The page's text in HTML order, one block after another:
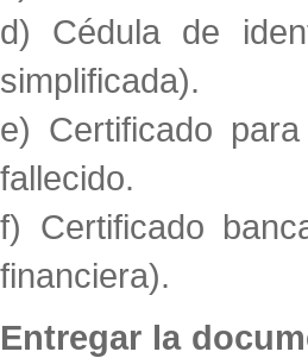
d) Cédula de
simplificada).
e) Certificado
fallecido.
f) Certificado
financiera).
Entregar la